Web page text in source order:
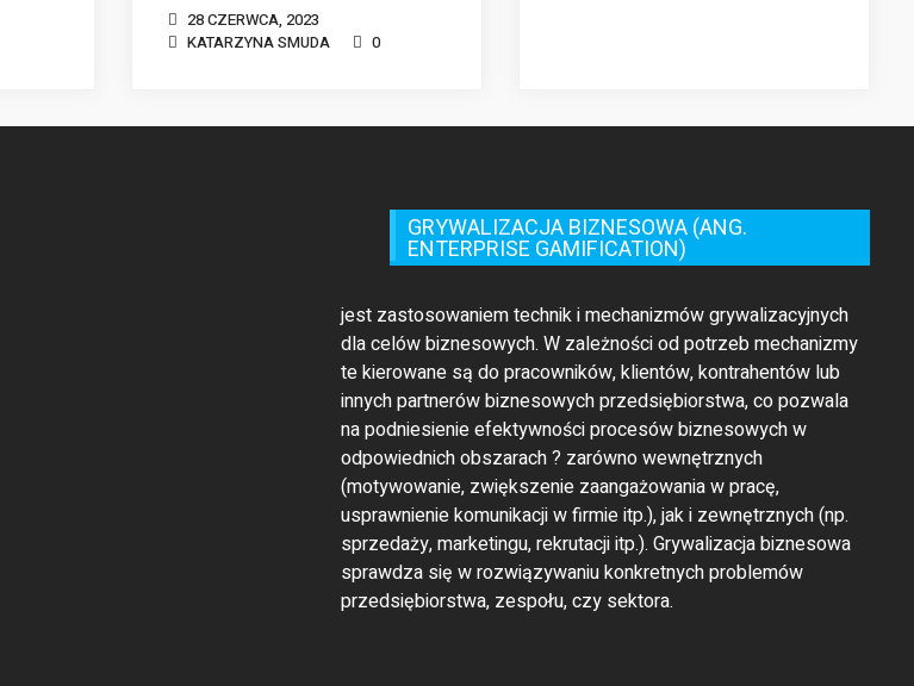
28 CZERWCA, 2023
KATARZYNA SMUDA
0
GRYWALIZACJA BIZNESOWA (ANG.
ENTERPRISE GAMIFICATION)
jest zastosowaniem technik i mechanizmów grywalizacyjnych
dla celów biznesowych. W zależności od potrzeb mechanizmy
te kierowane są do pracowników, klientów, kontrahentów lub
innych partnerów biznesowych przedsiębiorstwa, co pozwala
na podniesienie efektywności procesów biznesowych w
odpowiednich obszarach ? zarówno wewnętrznych
(motywowanie, zwiększenie zaangażowania w pracę,
usprawnienie komunikacji w firmie itp.), jak i zewnętrznych (np.
sprzedaży, marketingu, rekrutacji itp.). Grywalizacja biznesowa
sprawdza się w rozwiązywaniu konkretnych problemów
przedsiębiorstwa, zespołu, czy sektora.